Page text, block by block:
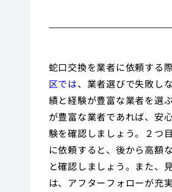
蛇口交換を業者に依頼する
区では、業者選びで失敗し
績と経験が豊富な業者を選
が豊富な業者であれば、安
験を確認しましょう。２つ
に依頼すると、後から高額
と確認しましょう。また、
は、アフターフォローが充